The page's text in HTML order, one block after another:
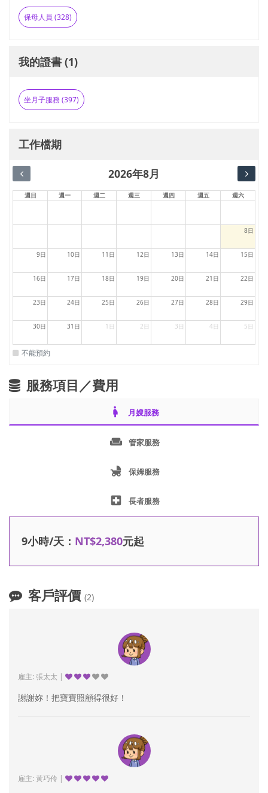
保母人員 (328)
我的證書 (1)
坐月子服務 (397)
工作檔期
2026年8月
週日 週一 週二 週三 週四 週五 週六
8日
9日 10日 11日 12日 13日 14日 15日
16日 17日 18日 19日 20日 21日 22日
23日 24日 25日 26日 27日 28日 29日
30日 31日 1日 2日 3日 4日 5日
不能預約
服務項目／費用
pregnant_woman 月嫂服務
weekend 管家服務
child_friendly 保姆服務
local_hospital 長者服務
9小時/天： NT$2,380元起
客戶評價 (2)
雇主: 張太太 |
謝謝妳！把寶寶照顧得很好！
雇主: 黃巧伶 |